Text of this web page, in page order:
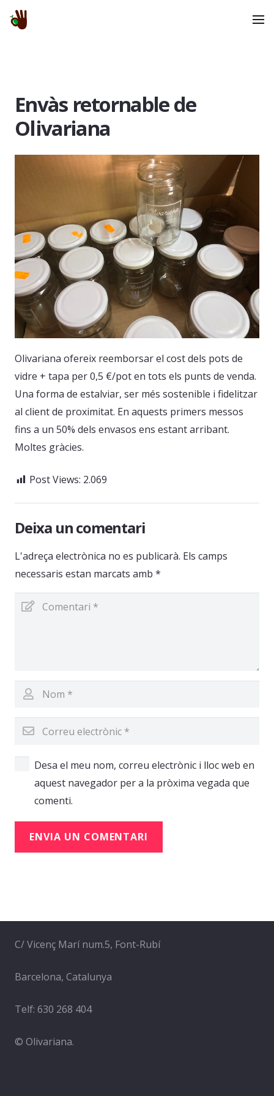
Envàs retornable de
Olivariana
Olivariana ofereix reemborsar el cost dels pots de
vidre + tapa per 0,5 €/pot en tots els punts de venda.
Una forma de estalviar, ser més sostenible i fidelitzar
al client de proximitat. En aquests primers messos
fins a un 50% dels envasos ens estant arribant.
Moltes gràcies.
Post Views: 2.069
Deixa un comentari
L'adreça electrònica no es publicarà. Els camps
necessaris estan marcats amb *
Desa el meu nom, correu electrònic i lloc web en
aquest navegador per a la pròxima vegada que
comenti.
ENVIA UN COMENTARI
C/ Vicenç Marí num.5, Font-Rubí
Barcelona, Catalunya
Telf: 630 268 404
© Olivariana.